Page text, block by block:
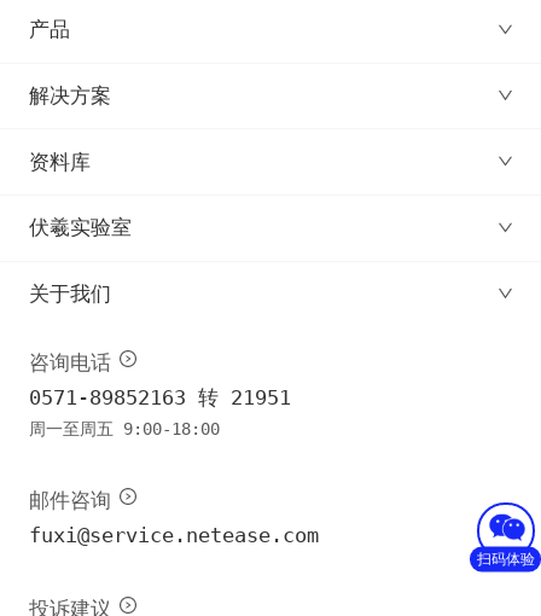
产品
解决方案
资料库
伏羲实验室
关于我们
咨询电话
0571-89852163 转 21951
周一至周五 9:00-18:00
邮件咨询
fuxi@service.netease.com
投诉建议
扫码体验